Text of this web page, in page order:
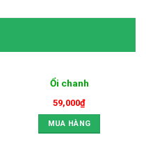
Ổi chanh
59,000₫
MUA HÀNG